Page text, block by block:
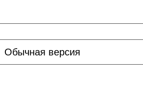
Обычная версия